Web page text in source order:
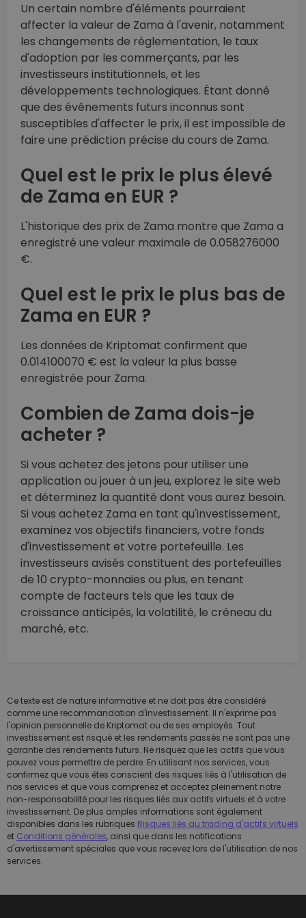
Un certain nombre d'éléments pourraient
affecter la valeur de Zama à l'avenir, notamment
les changements de réglementation, le taux
d'adoption par les commerçants, par les
investisseurs institutionnels, et les
développements technologiques. Étant donné
que des événements futurs inconnus sont
susceptibles d'affecter le prix, il est impossible de
faire une prédiction précise du cours de Zama.
Quel est le prix le plus élevé
de Zama en EUR ?
L'historique des prix de Zama montre que Zama a
enregistré une valeur maximale de 0.058276000
€.
Quel est le prix le plus bas de
Zama en EUR ?
Les données de Kriptomat confirment que
0.014100070 € est la valeur la plus basse
enregistrée pour Zama.
Combien de Zama dois-je
acheter ?
Si vous achetez des jetons pour utiliser une
application ou jouer à un jeu, explorez le site web
et déterminez la quantité dont vous aurez besoin.
Si vous achetez Zama en tant qu'investissement,
examinez vos objectifs financiers, votre fonds
d'investissement et votre portefeuille. Les
investisseurs avisés constituent des portefeuilles
de 10 crypto-monnaies ou plus, en tenant
compte de facteurs tels que les taux de
croissance anticipés, la volatilité, le créneau du
marché, etc.
Ce texte est de nature informative et ne doit pas être considéré
comme une recommandation d'investissement. Il n'exprime pas
l'opinion personnelle de Kriptomat ou de ses employés. Tout
investissement est risqué et les rendements passés ne sont pas une
garantie des rendements futurs. Ne risquez que les actifs que vous
pouvez vous permettre de perdre. En utilisant nos services, vous
confirmez que vous êtes conscient des risques liés à l'utilisation de
nos services et que vous comprenez et acceptez pleinement notre
non-responsabilité pour les risques liés aux actifs virtuels et à votre
investissement. De plus amples informations sont également
disponibles dans les rubriques Risques liés au trading d'actifs virtuels
et Conditions générales, ainsi que dans les notifications
d'avertissement spéciales que vous recevez lors de l'utilisation de nos
services.